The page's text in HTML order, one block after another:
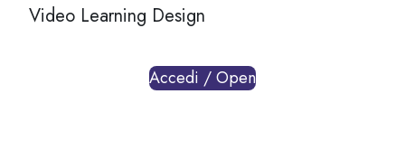
Video Learning Design
Accedi / Open